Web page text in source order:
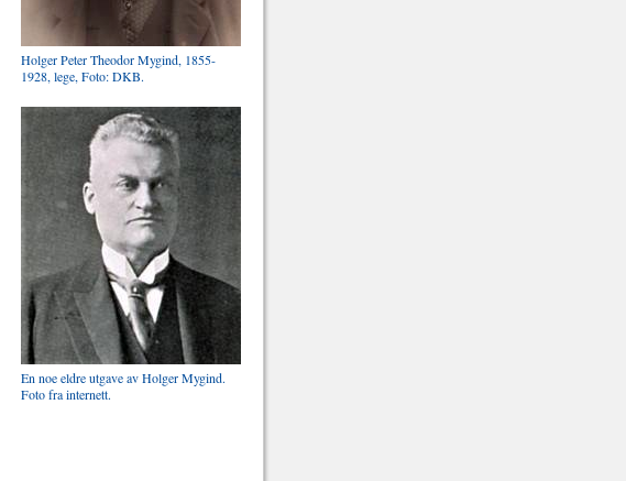
Holger Peter Theodor Mygind, 1855-
1928, lege, Foto: DKB.
En noe eldre utgave av Holger Mygind.
Foto fra internett.